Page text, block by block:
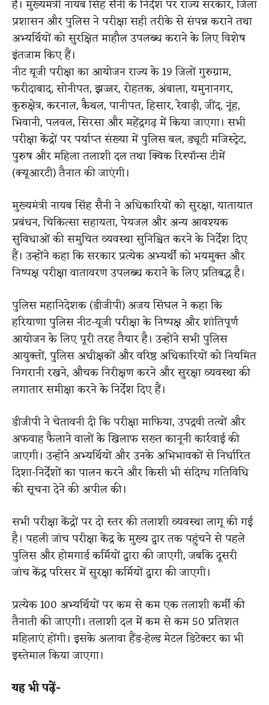
है। मुख्यमंत्री नायब सिंह सैनी के निर्देश पर राज्य सरकार, जिला
प्रशासन और पुलिस ने परीक्षा सही तरीके से संपन्न कराने तथा
अभ्यर्थियों को सुरक्षित माहौल उपलब्ध कराने के लिए विशेष
इंतजाम किए हैं।
नीट यूजी परीक्षा का आयोजन राज्य के 19 जिलों गुरुग्राम,
फरीदाबाद, सोनीपत, झज्जर, रोहतक, अंबाला, यमुनानगर,
कुरुक्षेत्र, करनाल, कैथल, पानीपत, हिसार, रेवाड़ी, जींद, नूंह,
भिवानी, पलवल, सिरसा और महेंद्रगढ़ में किया जाएगा। सभी
परीक्षा केंद्रों पर पर्याप्त संख्या में पुलिस बल, ड्यूटी मजिस्ट्रेट,
पुरुष और महिला तलाशी दल तथा क्विक रिस्पॉन्स टीमें
(क्यूआरटी) तैनात की जाएंगी।
मुख्यमंत्री नायब सिंह सैनी ने अधिकारियों को सुरक्षा, यातायात
प्रबंधन, चिकित्सा सहायता, पेयजल और अन्य आवश्यक
सुविधाओं की समुचित व्यवस्था सुनिश्चित करने के निर्देश दिए
हैं। उन्होंने कहा कि सरकार प्रत्येक अभ्यर्थी को भयमुक्त और
निष्पक्ष परीक्षा वातावरण उपलब्ध कराने के लिए प्रतिबद्ध है।
पुलिस महानिदेशक (डीजीपी) अजय सिंघल ने कहा कि
हरियाणा पुलिस नीट-यूजी परीक्षा के निष्पक्ष और शांतिपूर्ण
आयोजन के लिए पूरी तरह तैयार है। उन्होंने सभी पुलिस
आयुक्तों, पुलिस अधीक्षकों और वरिष्ठ अधिकारियों को नियमित
निगरानी रखने, औचक निरीक्षण करने और सुरक्षा व्यवस्था की
लगातार समीक्षा करने के निर्देश दिए हैं।
डीजीपी ने चेतावनी दी कि परीक्षा माफिया, उपद्रवी तत्वों और
अफवाह फैलाने वालों के खिलाफ सख्त कानूनी कार्रवाई की
जाएगी। उन्होंने अभ्यर्थियों और उनके अभिभावकों से निर्धारित
दिशा-निर्देशों का पालन करने और किसी भी संदिग्ध गतिविधि
की सूचना देने की अपील की।
सभी परीक्षा केंद्रों पर दो स्तर की तलाशी व्यवस्था लागू की गई
है। पहली जांच परीक्षा केंद्र के मुख्य द्वार तक पहुंचने से पहले
पुलिस और होमगार्ड कर्मियों द्वारा की जाएगी, जबकि दूसरी
जांच केंद्र परिसर में सुरक्षा कर्मियों द्वारा की जाएगी।
प्रत्येक 100 अभ्यर्थियों पर कम से कम एक तलाशी कर्मी की
तैनाती की जाएगी। तलाशी दल में कम से कम 50 प्रतिशत
महिलाएं होंगी। इसके अलावा हैंड-हेल्ड मेटल डिटेक्टर का भी
इस्तेमाल किया जाएगा।
यह भी पढ़ें-